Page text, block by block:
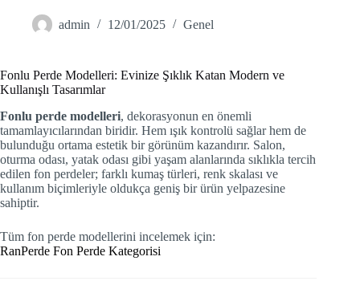
admin 12/01/2025 Genel
Fonlu Perde Modelleri: Evinize Şıklık Katan Modern ve
Kullanışlı Tasarımlar
Fonlu perde modelleri, dekorasyonun en önemli
tamamlayıcılarından biridir. Hem ışık kontrolü sağlar hem de
bulunduğu ortama estetik bir görünüm kazandırır. Salon,
oturma odası, yatak odası gibi yaşam alanlarında sıklıkla tercih
edilen fon perdeler; farklı kumaş türleri, renk skalası ve
kullanım biçimleriyle oldukça geniş bir ürün yelpazesine
sahiptir.
Tüm fon perde modellerini incelemek için:
RanPerde Fon Perde Kategorisi